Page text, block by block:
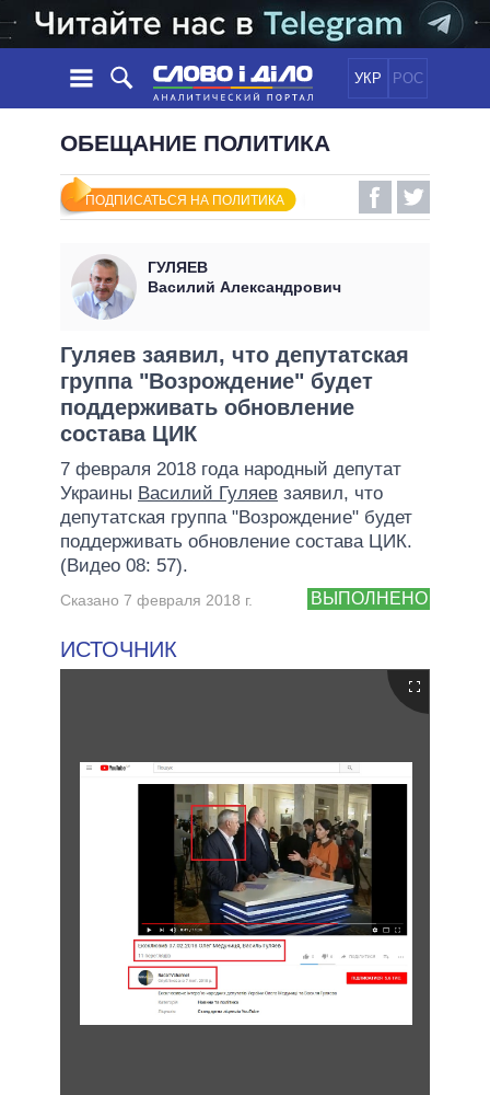
УКР РОС
НОВОСТИ
ЛЕНТА
СОБЫТИЯ
СТАТЬИ
МНЕНИЯ
ОБЗОРЫ
ДАЙДЖЕСТЫ
ПОЛИТИКА
ЭКОНОМИКА
МИР
ОБЕЩАНИЯ
ВСЕ ПОЛИТИКИ
ПРЕЗИДЕНТ И ОФИС
ВЕРХОВНАЯ РАДА
КАБИНЕТ МИНИСТРОВ
ГЛАВЫ ОБЛАДМИНИСТРАЦИЙ
МЭРЫ
ВСЕ ПЕРСОНЫ
ИНФОГРАФИКА
ПОДДЕРЖАТЬ
СРАВНЕНИЕ ПОЛИТИКОВ
ОБЕЩАНИЕ ПОЛИТИКА
ПОДПИСАТЬСЯ НА ПОЛИТИКА
ГУЛЯЕВ
Василий Александрович
Гуляев заявил, что депутатская
группа "Возрождение" будет
поддерживать обновление
состава ЦИК
7 февраля 2018 года народный депутат
Украины Василий Гуляев заявил, что
депутатская группа "Возрождение" будет
поддерживать обновление состава ЦИК.
(Видео 08: 57).
ВЫПОЛНЕНО
Сказано 7 февраля 2018 г.
ИСТОЧНИК